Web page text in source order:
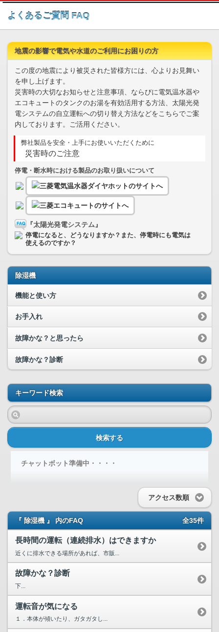
このページの本文へ
よくあるご質問 FAQ
地震の影響で電気や水道のご利用にお困りの方
この度の地震により被災された皆様方には、心よりお見舞い
を申し上げます。
災害時の大切なお知らせと注意事項、ならびに電気温水器や
エコキュートのタンクのお湯を有効活用する方法、太陽光発
電システムの自立運転への切り替え方法などをこちらでご案
内しております。ご活用ください。
弊社製品を安全・上手にお使いいただくために
災害時のご注意
停電・断水時における製品のお取り扱いについて
『太陽光発電システム』
停電になると、どうなりますか？また、停電時にも電気は
使えるのですか？
除湿機
機能と使い方
お手入れ
故障かな？と思ったら
故障かな？診断
キーワード検索
検索する
チャットボット準備中・・・・
アクセス数順
『 除湿機 』 内のFAQ 全35件
長時間の運転（連続排水）はできますか
近くに排水できる場所があれば、市販...
故障かな？診断
下...
運転音が気になる
１．本体が傾いたり、ガタガタし...